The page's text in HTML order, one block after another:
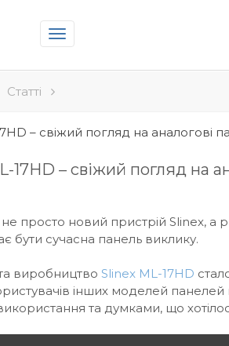
Toggle
navigation
Статті
– свіжий погляд на аналогові
17HD – свіжий погляд на
просто новий пристрій Slinex, а
бути сучасна панель виклику.
виробництвоSlinex ML-17HD
інших моделей панелей
та думками, що